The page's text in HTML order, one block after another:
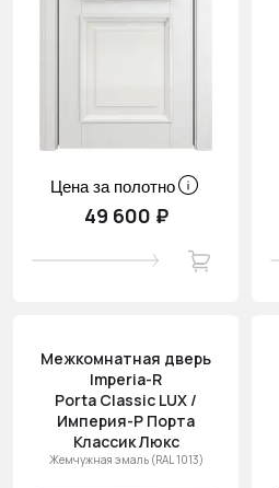
Цена за полотно
49 600 ₽
Межкомнатная дверь
Imperia-R
Porta Classic LUX /
Империя-Р Порта
Классик Люкс
Жемчужная эмаль (RAL 1013)